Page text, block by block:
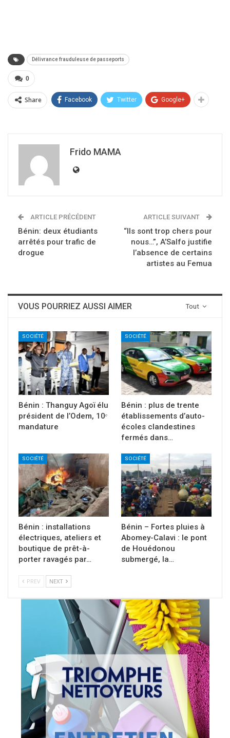
Délivrance frauduleuse de passeports
0
Share Facebook Twitter Google+
Frido MAMA
ARTICLE PRÉCÉDENT
Bénin: deux étudiants
arrêtés pour trafic de
drogue
ARTICLE SUIVANT
“Ils sont trop chers pour
nous…”, A’Salfo justifie
l’absence de certains
artistes au Femua
Tout
VOUS POURRIEZ AUSSI AIMER
SOCIÉTÉ
Bénin : Thanguy Agoï élu
président de l’Odem, 10ᵉ
mandature
SOCIÉTÉ
Bénin : plus de trente
établissements d’auto-
écoles clandestines
fermés dans…
SOCIÉTÉ
Bénin : installations
électriques, ateliers et
boutique de prêt-à-
porter ravagés par…
SOCIÉTÉ
Bénin – Fortes pluies à
Abomey-Calavi : le pont
de Houédonou
submergé, la…
PREV NEXT